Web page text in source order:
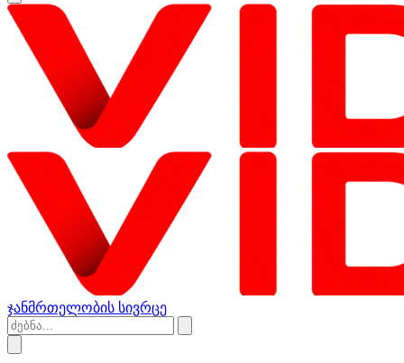
ჯანმრთელობის სივრცე